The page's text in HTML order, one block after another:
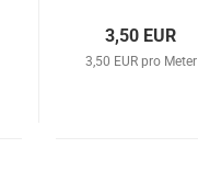
3,50 EUR
3,50 EUR pro Meter